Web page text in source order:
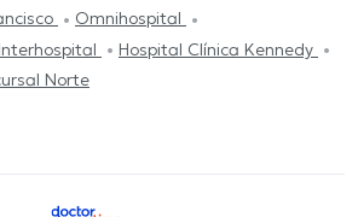
Omnihospital
Interhospital
Hospital Clínica Kennedy
Norte